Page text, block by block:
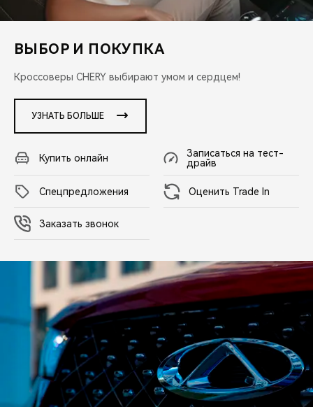
НАШИ МЕРОПРИЯТИЯ
ВЫБОР И ПОКУПКА
Кроссоверы CHERY выбирают умом и сердцем!
УЗНАТЬ БОЛЬШЕ
Купить онлайн
Записаться на тест-
драйв
Cпецпредложения Оценить Trade In
Заказать звонок